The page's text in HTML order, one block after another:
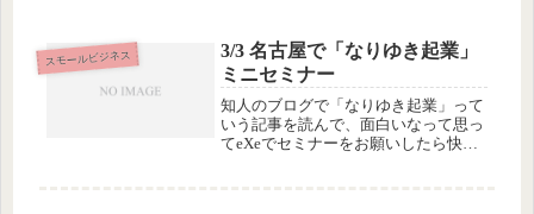
いうレベルのこと。
スモールビジネス
3/3 名古屋で「なりゆき起業」
ミニセミナー
知人のブログで「なりゆき起業」って
いう記事を読んで、面白いなって思っ
てeXeでセミナーをお願いしたら快く